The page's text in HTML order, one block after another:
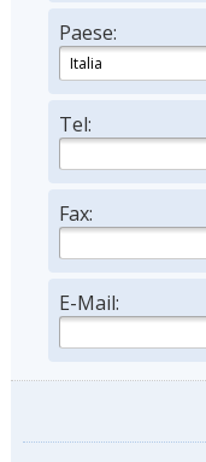
Paese:
Tel:
Fax:
E-Mail: